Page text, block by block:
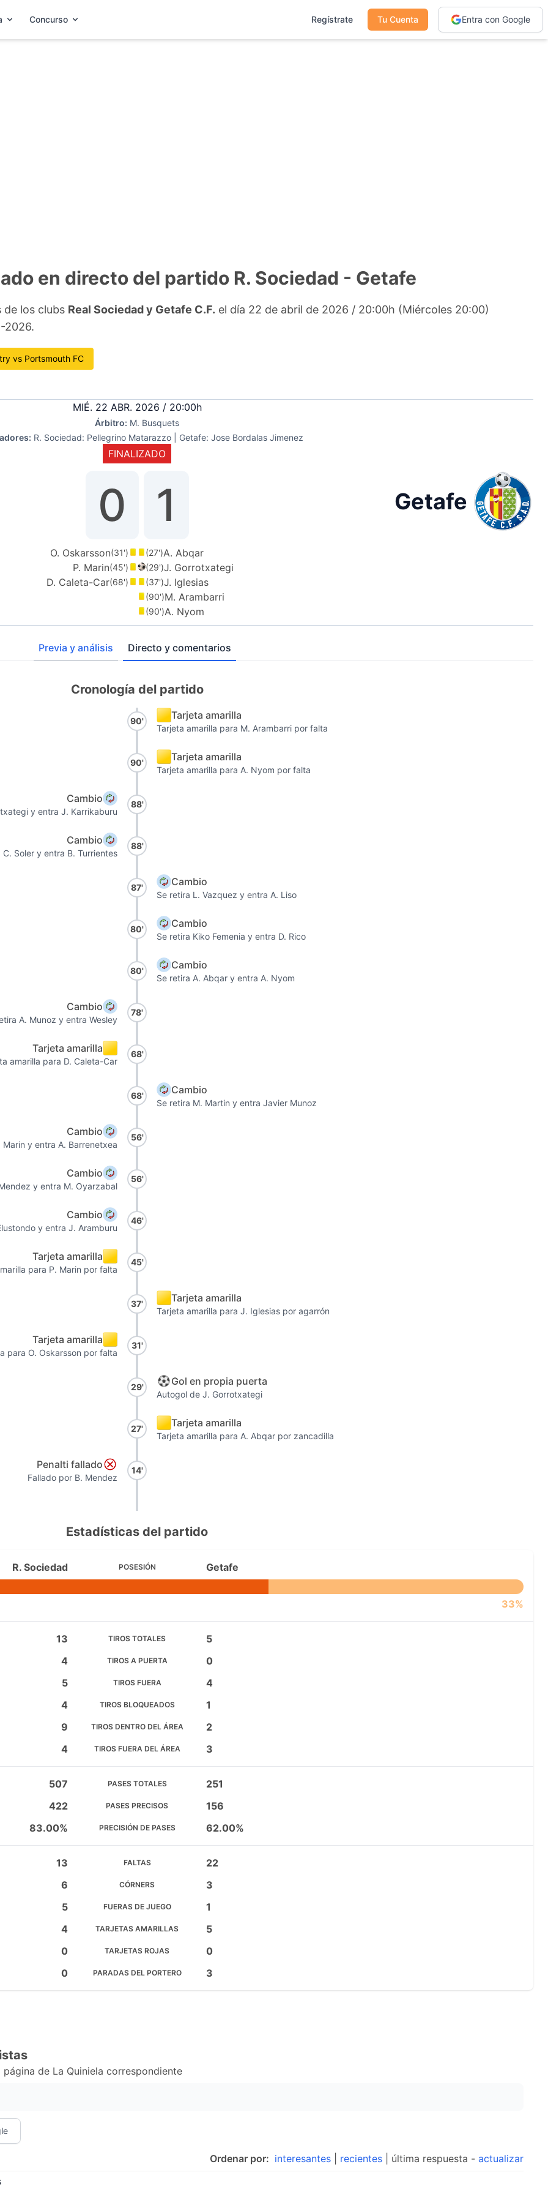
Concurso Regístrate Tu Cuenta Entra con Google
en directo del partido R. Sociedad - Getafe
de los clubs Real Sociedad y Getafe C.F. el día 22 de abril de 2026 / 20:00h (Miércoles 20:00)
2026.
vs Portsmouth FC
MIÉ. 22 ABR. 2026 / 20:00h
Árbitro: M. Busquets
R. Sociedad: Pellegrino Matarazzo | Getafe: Jose Bordalas Jimenez
FINALIZADO
0 1 Getafe
O. Oskarsson(31')
P. Marin(45')
D. Caleta-Car(68')
(27')A. Abqar
(29')J. Gorrotxategi
(37')J. Iglesias
(90')M. Arambarri
(90')A. Nyom
Previa y análisis Directo y comentarios
Cronología del partido
90' Tarjeta amarilla
Tarjeta amarilla para M. Arambarri por falta
90' Tarjeta amarilla
Tarjeta amarilla para A. Nyom por falta
Cambio
y entra J. Karrikaburu
88'
Cambio
C. Soler y entra B. Turrientes
88'
87' Cambio
Se retira L. Vazquez y entra A. Liso
80' Cambio
Se retira Kiko Femenia y entra D. Rico
80' Cambio
Se retira A. Abqar y entra A. Nyom
Cambio
A. Munoz y entra Wesley
78'
Tarjeta amarilla
amarilla para D. Caleta-Car
68'
68' Cambio
Se retira M. Martin y entra Javier Munoz
Cambio
Marin y entra A. Barrenetxea
56'
Cambio
y entra M. Oyarzabal
56'
Cambio
y entra J. Aramburu
46'
Tarjeta amarilla
para P. Marin por falta
45'
37' Tarjeta amarilla
Tarjeta amarilla para J. Iglesias por agarrón
Tarjeta amarilla
para O. Oskarsson por falta
31'
29' Gol en propia puerta
Autogol de J. Gorrotxategi
27' Tarjeta amarilla
Tarjeta amarilla para A. Abqar por zancadilla
Penalti fallado
Fallado por B. Mendez
14'
Estadísticas del partido
R. Sociedad POSESIÓN Getafe
33%
13 TIROS TOTALES
5
4
TIROS A PUERTA
0
5
TIROS FUERA
4
4
TIROS BLOQUEADOS
1
9
TIROS DENTRO DEL ÁREA
2
4
TIROS FUERA DEL ÁREA 3
507 PASES TOTALES
251
422
PASES PRECISOS
156
83.00%
PRECISIÓN DE PASES 62.00%
13 FALTAS
22
6
CÓRNERS
3
5
FUERAS DE JUEGO
1
4
TARJETAS AMARILLAS
5
0
TARJETAS ROJAS
0
0
PARADAS DEL PORTERO 3
de La Quiniela correspondiente
Ordenar por: interesantes recientes | última respuesta - actualizar